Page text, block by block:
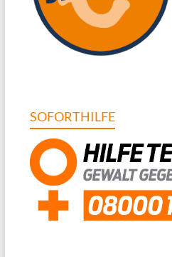
SOFORTHILFE